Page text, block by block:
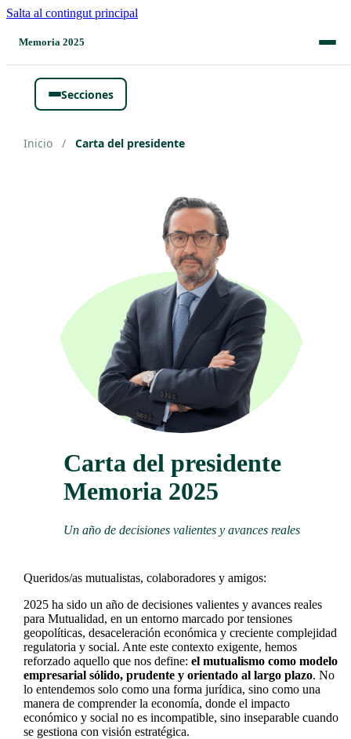
Salta al contingut principal
Memoria 2025
Secciones
Inicio / Carta del presidente
Carta del presidente
Memoria 2025
Un año de decisiones valientes y avances reales
Queridos/as mutualistas, colaboradores y amigos:
2025 ha sido un año de decisiones valientes y avances reales
para Mutualidad, en un entorno marcado por tensiones
geopolíticas, desaceleración económica y creciente complejidad
regulatoria y social. Ante este contexto exigente, hemos
reforzado aquello que nos define: el mutualismo como modelo
empresarial sólido, prudente y orientado al largo plazo. No
lo entendemos solo como una forma jurídica, sino como una
manera de comprender la economía, donde el impacto
económico y social no es incompatible, sino inseparable cuando
se gestiona con visión estratégica.